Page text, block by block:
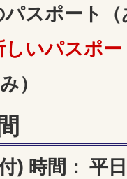
スポート
いパスポ
）
) 時間： 平